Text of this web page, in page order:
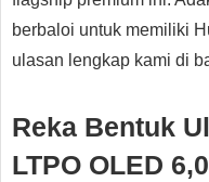
berbaloi untuk memiliki
ulasan lengkap kami di
Reka Bentuk
LTPO OLED